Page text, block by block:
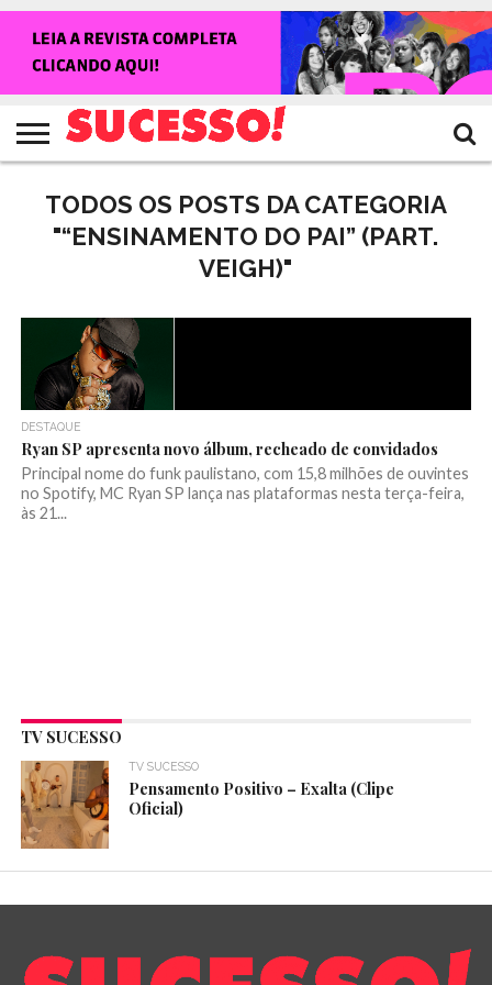
NOTÍCIAS
SHOWS
ENTREVISTAS
CLIQUES
RANKING
CROWLEY
TV
SUCESSO!
REVISTA
SUCESSO!
TODOS OS POSTS DA CATEGORIA
"“ENSINAMENTO DO PAI” (PART.
VEIGH)"
DESTAQUE
Ryan SP apresenta novo álbum, recheado de convidados
Principal nome do funk paulistano, com 15,8 milhões de ouvintes
no Spotify, MC Ryan SP lança nas plataformas nesta terça-feira,
às 21...
TV SUCESSO
TV SUCESSO
Pensamento Positivo – Exalta (Clipe
Oficial)